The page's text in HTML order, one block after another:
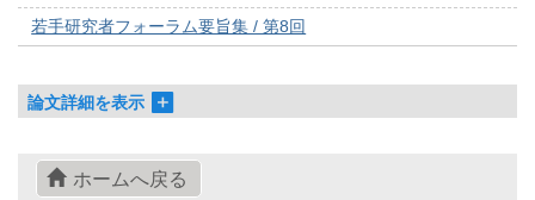
若手研究者フォーラム要旨集 / 第8回
論文詳細を表示
ホームへ戻る